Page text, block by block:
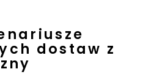
dostaw z